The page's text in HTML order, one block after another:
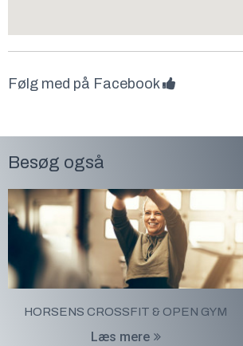
Følg med på Facebook
Besøg også
HORSENS CROSSFIT & OPEN GYM
Læs mere